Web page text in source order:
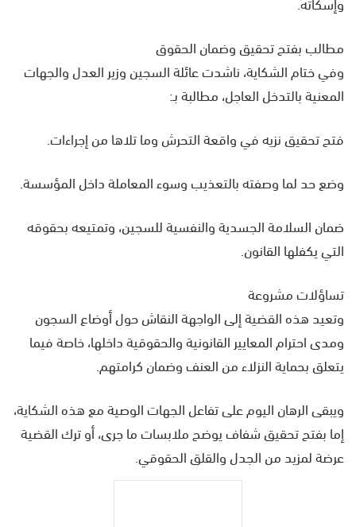
مطالب بفتح تحقيق وضمان الحقوق
وفي ختام الشكاية، ناشدت عائلة السجين وزير العدل والجهات
المعنية بالتدخل العاجل، مطالبة بـ:
فتح تحقيق نزيه في واقعة التحرش وما تلاها من إجراءات.
وضع حد لما وصفته بالتعذيب وسوء المعاملة داخل المؤسسة.
ضمان السلامة الجسدية والنفسية للسجين، وتمتيعه بحقوقه
التي يكفلها القانون.
تساؤلات مشروعة
وتعيد هذه القضية إلى الواجهة النقاش حول أوضاع السجون
ومدى احترام المعايير القانونية والحقوقية داخلها، خاصة فيما
يتعلق بحماية النزلاء من العنف وضمان كرامتهم.
ويبقى الرهان اليوم على تفاعل الجهات الوصية مع هذه الشكاية،
إما بفتح تحقيق شفاف يوضح ملابسات ما جرى، أو ترك القضية
عرضة لمزيد من الجدل والقلق الحقوقي.